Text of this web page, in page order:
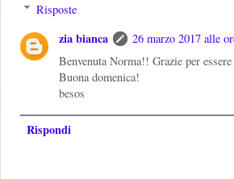
Risposte
zia bianca
26 marzo 2017 alle
Benvenuta Norma!! Grazie per essere
Buona domenica!
besos
Rispondi